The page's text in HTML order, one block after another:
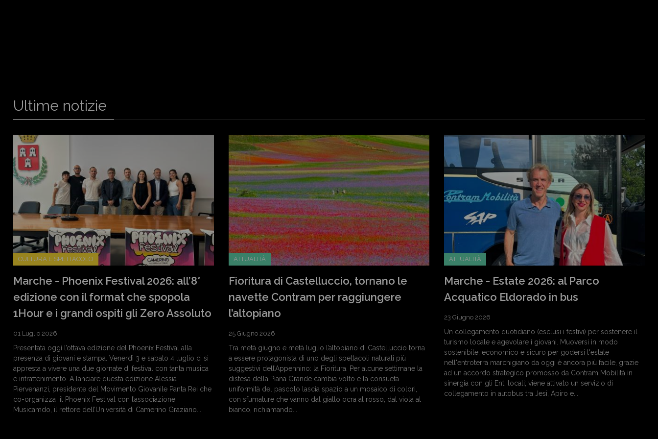
Ultime notizie
CULTURA E SPETTACOLO
Marche - Phoenix Festival 2026: all’8°
edizione con il format che spopola
1Hour e i grandi ospiti gli Zero Assoluto
01 Luglio 2026
Presentata oggi l’ottava edizione del Phoenix Festival alla
presenza di giovani e stampa. Venerdì 3 e sabato 4 luglio ci si
appresta a vivere una due giornate di festival con tanta musica
e intrattenimento. A lanciare questa edizione Alessia
Piervenanzi, presidente del Movimento Giovanile Panta Rei che
co-organizza il Phoenix Festival con l’associazione
Musicamdo, il rettore dell’Università di Camerino Graziano...
ATTUALITÀ
Fioritura di Castelluccio, tornano le
navette Contram per raggiungere
l’altopiano
25 Giugno 2026
Tra metà giugno e metà luglio l’altopiano di Castelluccio torna
a essere protagonista di uno degli spettacoli naturali più
suggestivi dell’Appennino: la Fioritura. Per alcune settimane la
distesa della Piana Grande cambia volto e la consueta
uniformità del pascolo lascia spazio a un mosaico di colori,
con sfumature che vanno dal giallo ocra al rosso, dal viola al
bianco, richiamando...
ATTUALITÀ
Marche - Estate 2026: al Parco
Acquatico Eldorado in bus
23 Giugno 2026
Un collegamento quotidiano (esclusi i festivi) per sostenere il
turismo locale e agevolare i giovani. Muoversi in modo
sostenibile, economico e sicuro per godersi l'estate
nell'entroterra marchigiano da oggi è ancora più facile, grazie
ad un accordo strategico promosso da Contram Mobilità in
sinergia con gli Enti locali; viene attivato un servizio di
collegamento in autobus tra Jesi, Apiro e...